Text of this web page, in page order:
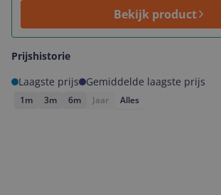
Bekijk product
Prijshistorie
Laagste prijs
Gemiddelde laagste prijs
1m 3m 6m Jaar Alles